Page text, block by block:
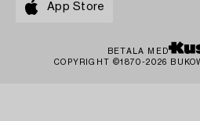
App Store
BETALA MED
COPYRIGHT ©1870-2026